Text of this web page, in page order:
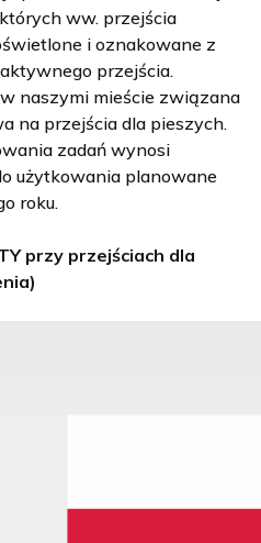
ww. przejścia
i oznakowane z
przejścia.
naszymi mieście związana
na przejścia dla pieszych.
zadań wynosi
użytkowania planowane
roku.
przy przejściach dla